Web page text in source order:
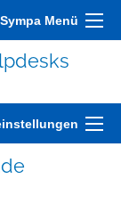
Sympa Menü